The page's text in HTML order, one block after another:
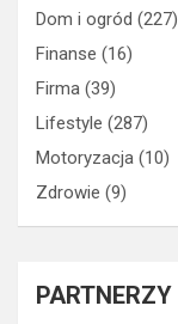
Dom i ogród (227)
Finanse (16)
Firma (39)
Lifestyle (287)
Motoryzacja (10)
Zdrowie (9)
PARTNERZY